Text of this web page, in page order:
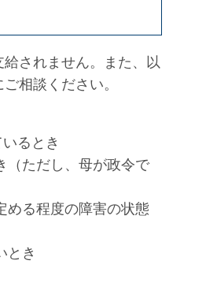
されません。また、以
相談ください。
るとき
（ただし、母が政令で
める程度の障害の状態
とき